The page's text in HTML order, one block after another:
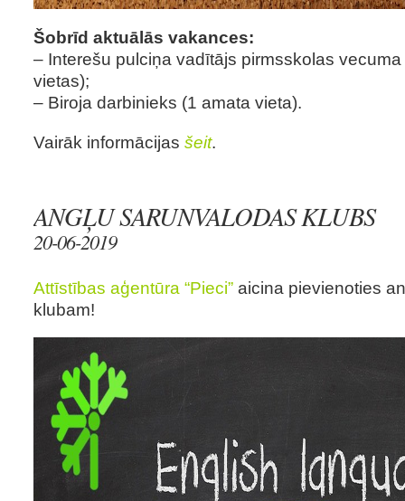
Šobrīd aktuālās vakances:
– Interešu pulciņa vadītājs pirmsskolas
vietas);
– Biroja darbinieks (1 amata vieta).
Vairāk informācijas šeit.
ANGĻU SARUNVALODAS KLUBS
20-06-2019
Attīstības aģentūra “Pieci” aicina pievienoties
klubam!